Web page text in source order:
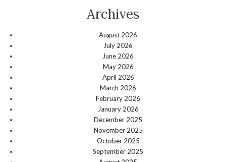
Archives
August 2026
July 2026
June 2026
May 2026
April 2026
March 2026
February 2026
January 2026
December 2025
November 2025
October 2025
September 2025